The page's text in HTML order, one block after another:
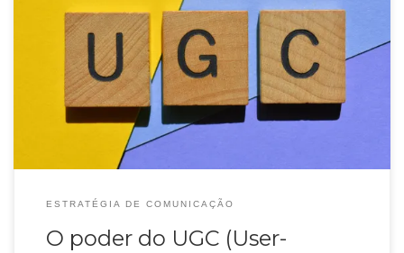
No mundo do marketing digital, uma das estratégias mais poderosas é o
User-Generated Content (UGC), ou Conteúdo Gerado pelo Usuário.
ESTRATÉGIA DE COMUNICAÇÃO
O poder do UGC (User-